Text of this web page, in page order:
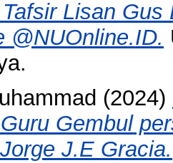
Lisan Gus
@NUOnline.ID.
(2024)
Gembul
J.E Gracia.